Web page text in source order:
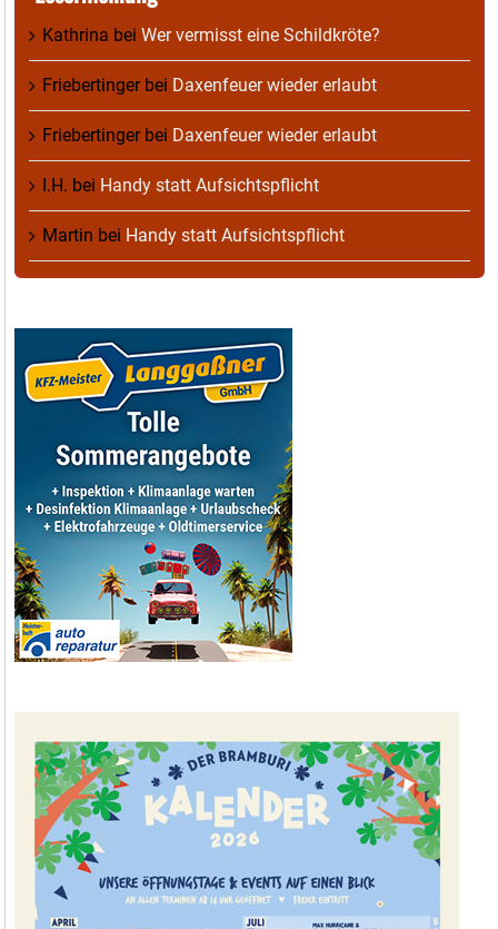
Kathrina bei Wer vermisst eine Schildkröte?
Friebertingerbei Daxenfeuer wieder erlaubt
Friebertingerbei Daxenfeuer wieder erlaubt
I.H. bei Handy statt Aufsichtspflicht
Martin bei Handy statt Aufsichtspflicht